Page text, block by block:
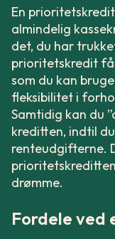
En
almindelig
det, du har
prioritetskredit
som du kan
fleksibilitet i
Samtidig kan du
kreditten, indtil
renteudgifterne.
drømme.
Fordele ved